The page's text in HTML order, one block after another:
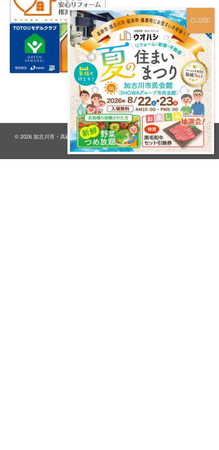
プライバシーポリシー
© 2026 加古川市・高砂市 夢リフォーム ウオハシ – 創業128年の老舗. All rights
reserved.